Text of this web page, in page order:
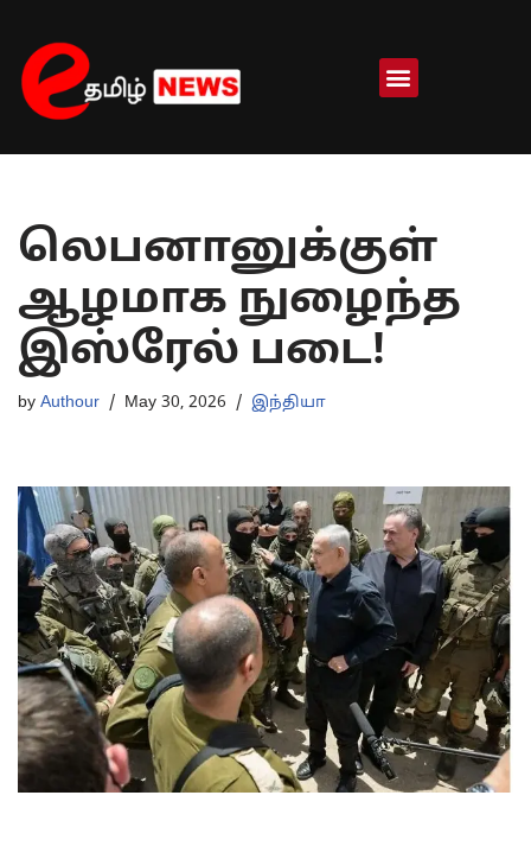
Skip
to
content
லெபனானுக்குள்
ஆழமாக நுழைந்த
இஸ்ரேல் படை!
by Authour May 30, 2026 இந்தியா